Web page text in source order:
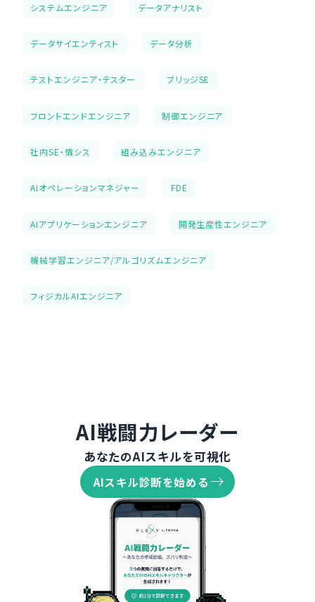
システムエンジニア データアナリスト
データサイエンティスト データ分析
テストエンジニア・テスター ブリッジSE
フロントエンドエンジニア 制御エンジニア
社内SE・情シス 組み込みエンジニア
AIオペレーションマネジャー FDE
AIアプリケーションエンジニア 開発生産性エンジニア
機械学習エンジニア/アルゴリズムエンジニア
フィジカルAIエンジニア
AI戦闘力レーダー
あなたのAIスキルを可視化
AIスキル診断を始める